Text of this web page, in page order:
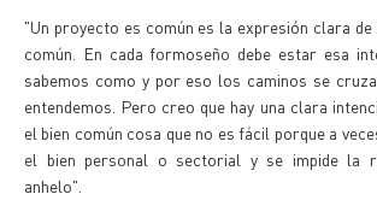
"Un proyecto es común es la expresión clara
común. En cada formoseño debe estar esa
sabemos como y por eso los caminos se
entendemos. Pero creo que hay una clara
el bien común cosa que no es fácil porque a
el bien personal o sectorial y se impide la
anhelo".